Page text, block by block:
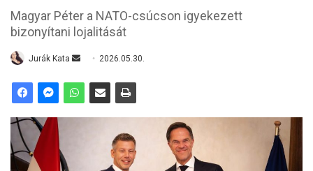
Magyar Péter a NATO-csúcson igyekezett
bizonyítani lojalitását
Jurák Kata 2026.05.30.